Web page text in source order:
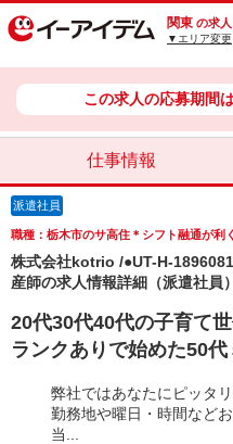
関東 の求人
▼エリア変更
この求人の応募期間
仕事情報
派遣社員
職種：栃木市のサ高住＊シフト融通が利
株式会社kotrio /●UT-H-
産師の求人情報詳細（派遣社員
20代30代40代の子育て
ランクありで始めた50
弊社ではあなたにピッタ
勤務地や曜日・時間など
当...